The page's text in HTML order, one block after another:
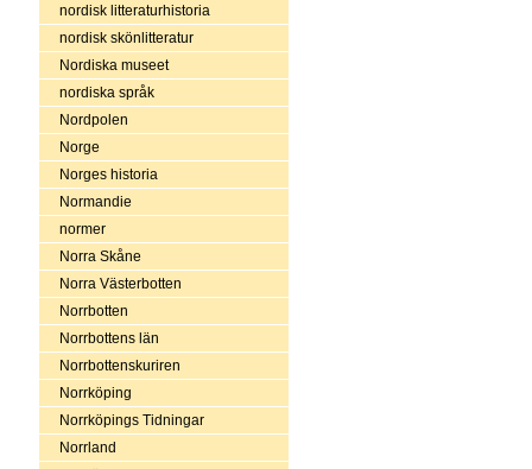
nordisk litteraturhistoria
nordisk skönlitteratur
Nordiska museet
nordiska språk
Nordpolen
Norge
Norges historia
Normandie
normer
Norra Skåne
Norra Västerbotten
Norrbotten
Norrbottens län
Norrbottenskuriren
Norrköping
Norrköpings Tidningar
Norrland